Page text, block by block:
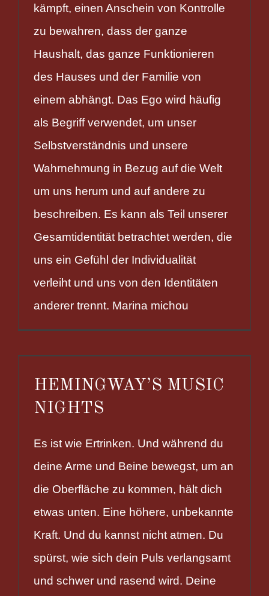
kämpft, einen Anschein von Kontrolle
zu bewahren, dass der ganze
Haushalt, das ganze Funktionieren
des Hauses und der Familie von
einem abhängt. Das Ego wird häufig
als Begriff verwendet, um unser
Selbstverständnis und unsere
Wahrnehmung in Bezug auf die Welt
um uns herum und auf andere zu
beschreiben. Es kann als Teil unserer
Gesamtidentität betrachtet werden, die
uns ein Gefühl der Individualität
verleiht und uns von den Identitäten
anderer trennt. Marina michou
HEMINGWAY’S MUSIC
NIGHTS
Es ist wie Ertrinken. Und während du
deine Arme und Beine bewegst, um an
die Oberfläche zu kommen, hält dich
etwas unten. Eine höhere, unbekannte
Kraft. Und du kannst nicht atmen. Du
spürst, wie sich dein Puls verlangsamt
und schwer und rasend wird. Deine